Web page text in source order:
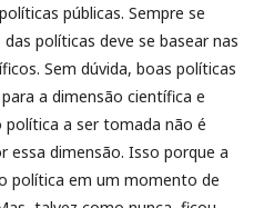
públicas. Sempre se
políticas deve se basear nas
Sem dúvida, boas políticas
a dimensão científica e
política a ser tomada não é
essa dimensão. Isso porque a
política em um momento de